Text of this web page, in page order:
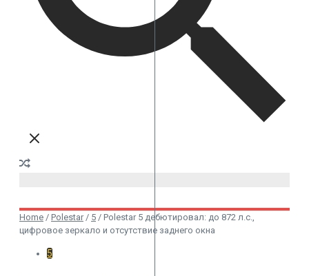
Home / Polestar / 5 / Polestar 5 дебютировал: до 872 л.с.,
цифровое зеркало и отсутствие заднего окна
5